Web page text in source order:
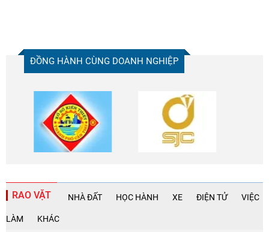
ĐỒNG HÀNH CÙNG DOANH NGHIỆP
RAO VẶT NHÀ ĐẤT HỌC HÀNH XE ĐIỆN TỬ VIỆC
LÀM KHÁC